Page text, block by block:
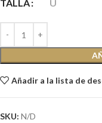
TALLA U
Añadir a la lista de
SKU: N/D